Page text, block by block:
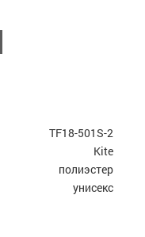
TF18-501S-2
Kite
полиэстер
унисекс